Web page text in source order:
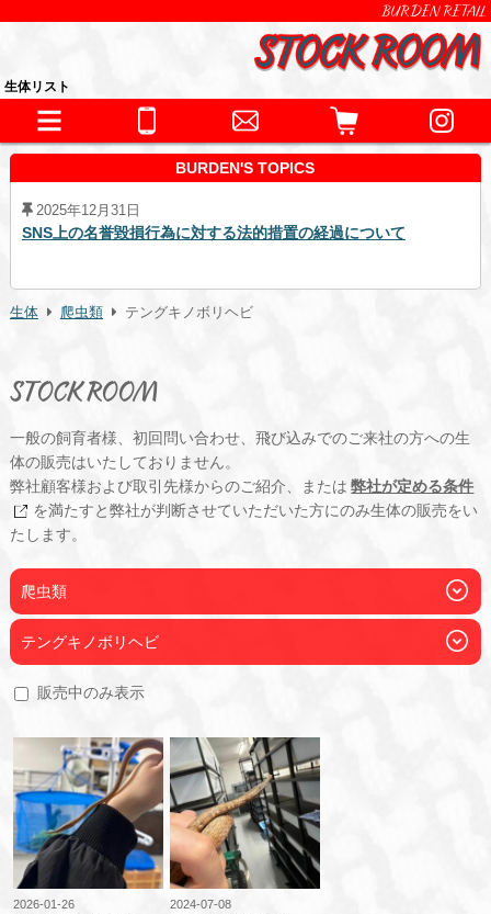
BURDEN RETAIL
生体リスト
BURDEN'S TOPICS
2025年12月31日
SNS上の名誉毀損行為に対する法的措置の経過について
生体 爬虫類 テングキノボリヘビ
STOCK ROOM
一般の飼育者様、初回問い合わせ、飛び込みでのご来社の方への生
体の販売はいたしておりません。
弊社顧客様および取引先様からのご紹介、または 弊社が定める条件
を満たすと弊社が判断させていただいた方にのみ生体の販売をい
たします。
爬虫類
テングキノボリヘビ
販売中のみ表示
2026-01-26 2024-07-08